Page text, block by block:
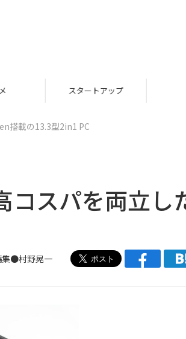
スタートアップ
搭載の13.3型2in1 PC
コスパを両立し
●村野晃一